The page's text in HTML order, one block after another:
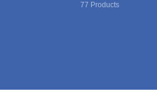
77 Products